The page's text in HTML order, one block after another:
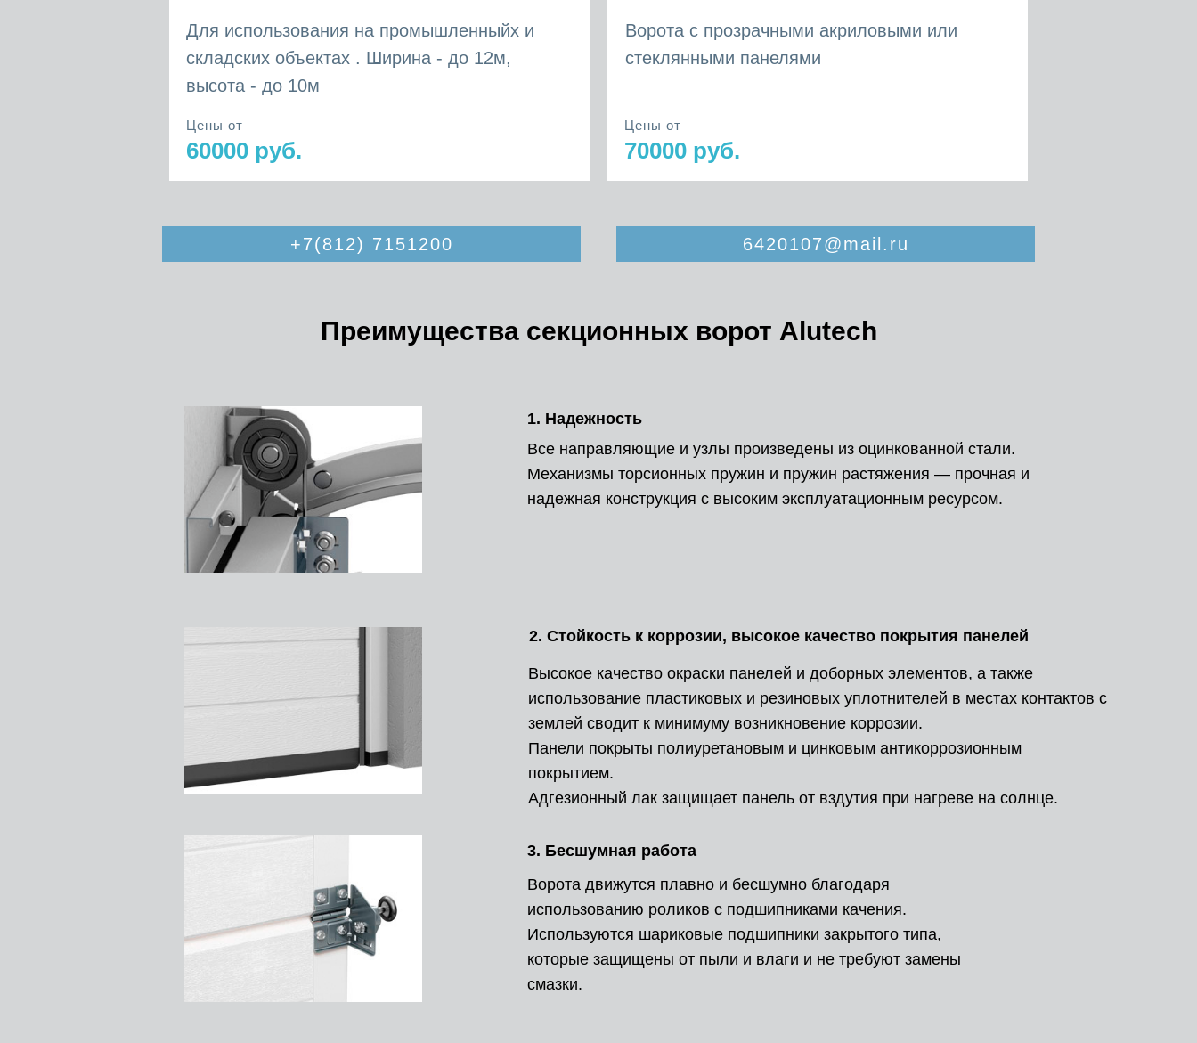
60000 руб.
Для использования на промышленныйх и
складских объектах . Ширина - до 12м,
высота - до 10м
Ворота с прозрачными акриловыми или
стеклянными панелями
Цены от Цены от
70000 руб.
+7(812) 7151200 6420107@mail.ru
Преимущества секционных ворот Alutech
Все направляющие и узлы произведены из оцинкованной стали.
Механизмы торсионных пружин и пружин растяжения — прочная и
надежная конструкция с высоким эксплуатационным ресурсом.
Высокое качество окраски панелей и доборных элементов, а также
использование пластиковых и резиновых уплотнителей в местах контактов с
землей сводит к минимуму возникновение коррозии.
Панели покрыты полиуретановым и цинковым антикоррозионным
покрытием.
Адгезионный лак защищает панель от вздутия при нагреве на солнце.
Ворота движутся плавно и бесшумно благодаря
использованию роликов с подшипниками качения.
Используются шариковые подшипники закрытого типа,
которые защищены от пыли и влаги и не требуют замены
смазки.
1. Надежность
2. Стойкость к коррозии, высокое качество покрытия панелей
3. Бесшумная работа